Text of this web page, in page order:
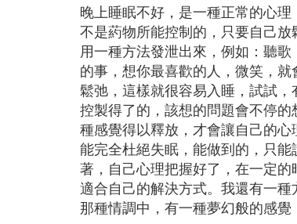
晚上睡眠不好，是一種正常的心
不是葯物所能控制的，只要自己
用一種方法發泄出來，例如：聽
的事，想你最喜歡的人，微笑，
鬆弛，這樣就很容易入睡，試試
控製得了的，該想的問題會不停
種感覺得以釋放，才會讓自己的
能完全杜絕失眠，能做到的，只
著，自己心理把握好了，在一定
適合自己的解決方式。我還有一
那種情調中，有一種夢幻般的感覺